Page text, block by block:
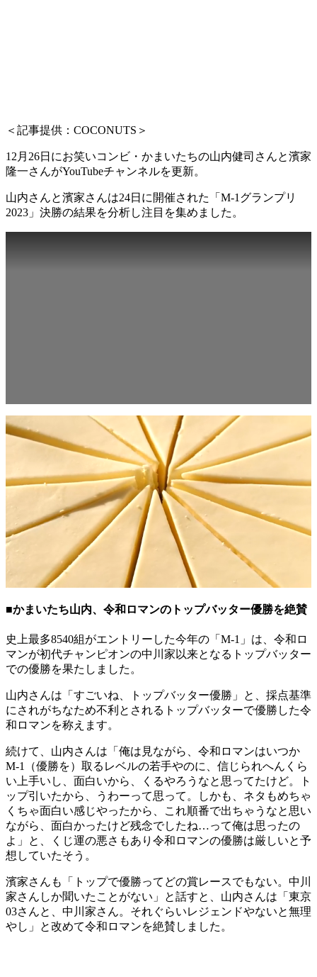
＜記事提供：COCONUTS＞
12月26日にお笑いコンビ・かまいたちの山内健司さんと濱家
隆一さんがYouTubeチャンネルを更新。
山内さんと濱家さんは24日に開催された「M-1グランプリ
2023」決勝の結果を分析し注目を集めました。
■かまいたち山内、令和ロマンのトップバッター優勝を絶賛
史上最多8540組がエントリーした今年の「M-1」は、令和ロ
マンが初代チャンピオンの中川家以来となるトップバッター
での優勝を果たしました。
山内さんは「すごいね、トップバッター優勝」と、採点基準
にされがちなため不利とされるトップバッターで優勝した令
和ロマンを称えます。
続けて、山内さんは「俺は見ながら、令和ロマンはいつか
M-1（優勝を）取るレベルの若手やのに、信じられへんくら
い上手いし、面白いから、くるやろうなと思ってたけど。ト
ップ引いたから、うわーって思って。しかも、ネタもめちゃ
くちゃ面白い感じやったから、これ順番で出ちゃうなと思い
ながら、面白かったけど残念でしたね…って俺は思ったの
よ」と、くじ運の悪さもあり令和ロマンの優勝は厳しいと予
想していたそう。
濱家さんも「トップで優勝ってどの賞レースでもない。中川
家さんしか聞いたことがない」と話すと、山内さんは「東京
03さんと、中川家さん。それぐらいレジェンドやないと無理
やし」と改めて令和ロマンを絶賛しました。